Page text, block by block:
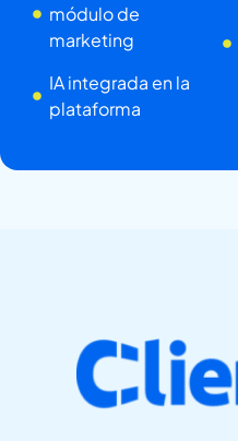
módulo de
marketing
IA integrada en la
plataforma